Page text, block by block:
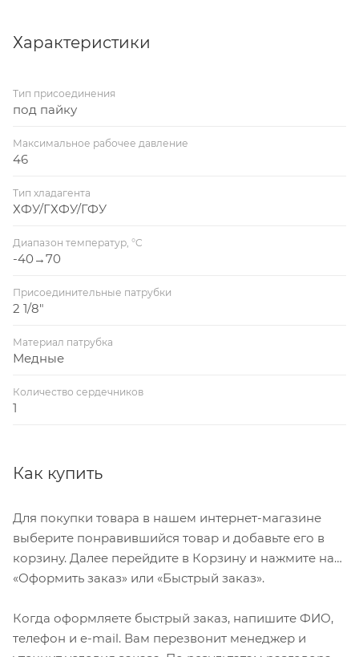
Изготовитель/продавец гарантирует соответствие
фильтров типа DCR техническим требованиям при
соблюдении потребителем условий
транспортирования, хранения и эксплуатации.
Комплектность
В комплект поставки входят:- фильтр типа DCR; -
упаковочная коробка;
Назначение изделия
Фильтры типа DCR со сменным твердым
сердечником (сердечниками) в зависимости от типа
фильтров-осушителей, антикислотных фильтров или
сердечник обеспечивает высокую
образование кислот в системе. Фильтры типа DCR
устанавливаются на жидкостной линии и линии
всасывания систем охлаждения с одним или
несколькими компрессорамиФильтры типа DCR
48-DА производства компании «Danfoss».
Сердечник 48-DM полностью изготовлен из
Характеристики
Тип присоединения
под пайку
Максимальное рабочее давление
46
Тип хладагента
ХФУ/ГХФУ/ГФУ
Диапазон температур, °C
-40→70
Присоединительные патрубки
2 1/8"
Материал патрубка
Медные
Количество сердечников
1
Как купить
Для покупки товара в нашем интернет-магазине
выберите понравившийся товар и добавьте его в
корзину. Далее перейдите в Корзину и нажмите на
«Оформить заказ» или «Быстрый заказ».
Когда оформляете быстрый заказ, напишите ФИО,
телефон и e-mail. Вам перезвонит менеджер и